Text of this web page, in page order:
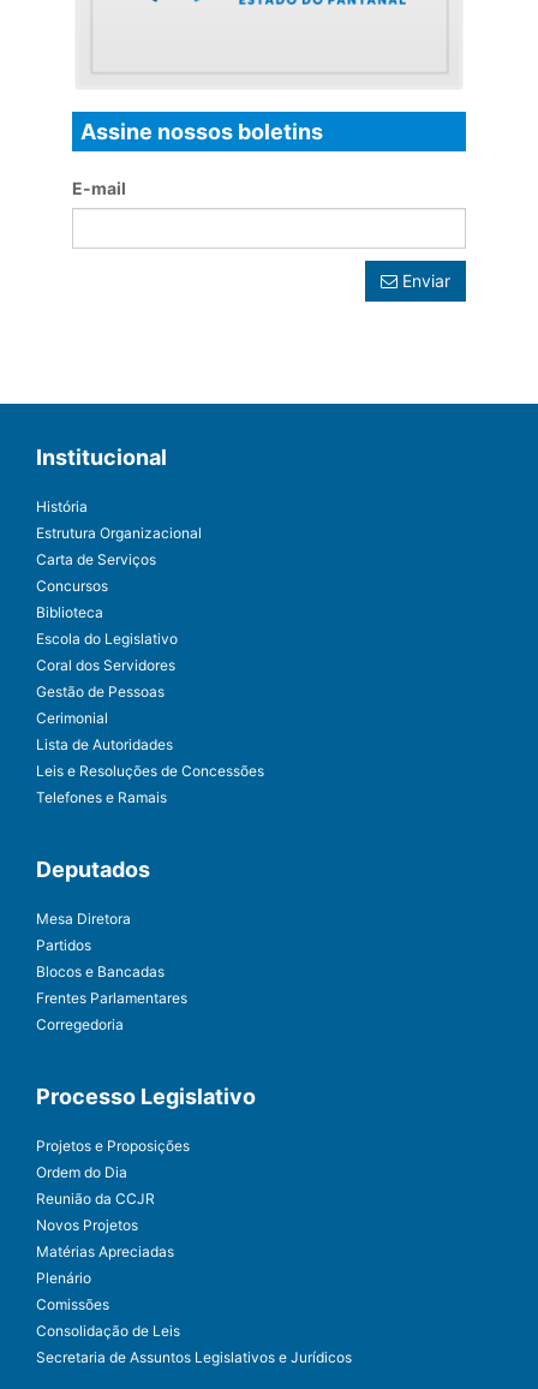
Assine nossos boletins
E-mail
Enviar
Institucional
História
Estrutura Organizacional
Carta de Serviços
Concursos
Biblioteca
Escola do Legislativo
Coral dos Servidores
Gestão de Pessoas
Cerimonial
Lista de Autoridades
Leis e Resoluções de Concessões
Telefones e Ramais
Deputados
Mesa Diretora
Partidos
Blocos e Bancadas
Frentes Parlamentares
Corregedoria
Processo Legislativo
Projetos e Proposições
Ordem do Dia
Reunião da CCJR
Novos Projetos
Matérias Apreciadas
Plenário
Comissões
Consolidação de Leis
Secretaria de Assuntos Legislativos e Jurídicos